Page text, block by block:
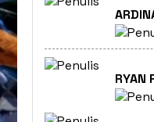
RYAN